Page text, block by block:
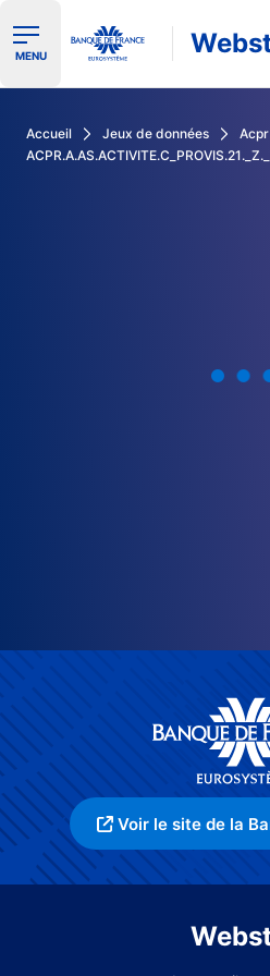
Ouvrir le menu de navigation
MENU
Accueil Jeux de données
Acpr
Voir le site de la